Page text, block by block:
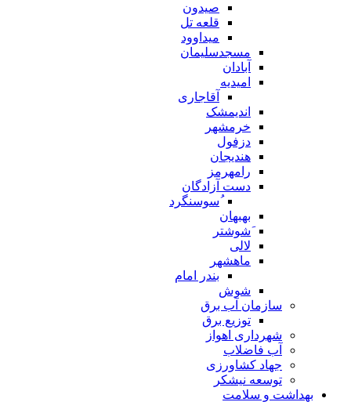
صیدون
قلعه تل
میداوود
مسجدسلیمان
آبادان
امیدیه
آقاجاری
اندیمشک
خرمشهر
دزفول
هندیجان
رامهرمز
دست آزادگان
ُسوسنگرد
بهبهان
َشوشتر
لالی
ماهشهر
بندر امام
شوش
سازمان آب برق
توزیع برق
شهرداری اهواز
آب فاضلاب
جهاد کشاورزی
توسعه نیشکر
بهداشت و سلامت